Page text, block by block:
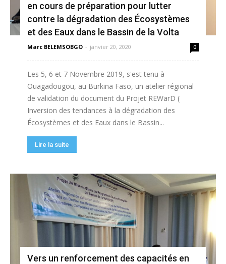
en cours de préparation pour lutter
contre la dégradation des Écosystèmes
et des Eaux dans le Bassin de la Volta
Marc BELEMSOBGO - janvier 20, 2020 0
Les 5, 6 et 7 Novembre 2019, s'est tenu à
Ouagadougou, au Burkina Faso, un atelier régional
de validation du document du Projet REWarD (
Inversion des tendances à la dégradation des
Écosystèmes et des Eaux dans le Bassin...
Lire la suite
Vers un renforcement des capacités en